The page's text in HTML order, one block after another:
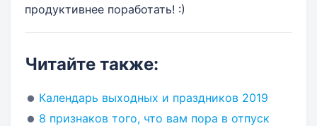
продуктивнее поработать! :)
Читайте также:
Календарь выходных и праздников 2019
8 признаков того, что вам пора в отпуск